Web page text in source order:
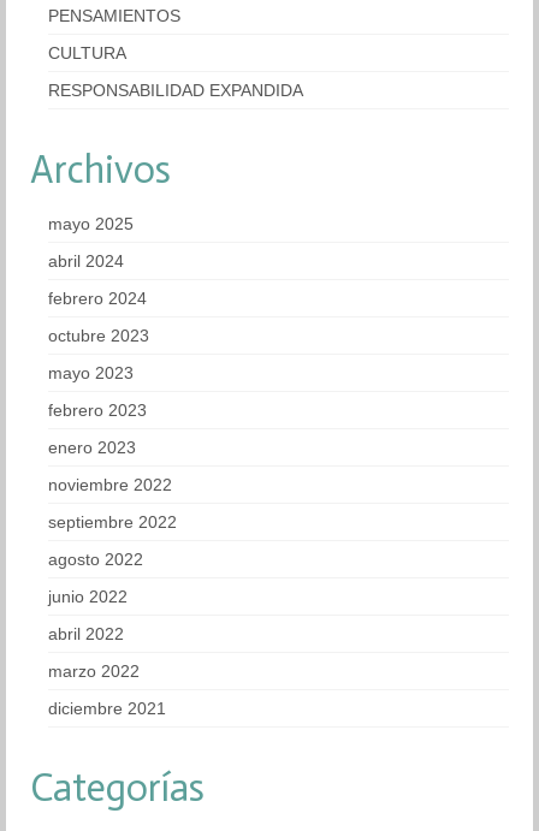
PENSAMIENTOS
CULTURA
RESPONSABILIDAD EXPANDIDA
Archivos
mayo 2025
abril 2024
febrero 2024
octubre 2023
mayo 2023
febrero 2023
enero 2023
noviembre 2022
septiembre 2022
agosto 2022
junio 2022
abril 2022
marzo 2022
diciembre 2021
Categorías